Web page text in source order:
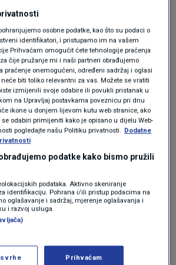
u Uredu Predsjednika
je Andrej Plenković postao
Vlade RH.
je predsjednik Milanović
za sastavljanje Vlade RH,
a Andrej Plenković predao je
potpise 78 izabranih
sabor čime je dokazao da
većine svih zastupnika.
povjeravanju mandata za
RH, odmah po sastavljanju
mandatar Andrej
osobne podatke, kao što su podaci o
identifikatori, i pristupamo im na vašem
Prihvaćam omogućit ćete tehnologije praćenja
čije pružanje mi i naši partneri obrađujemo
praćenje onemogućeni, određeni sadržaj i oglasi
biti toliko relevantni za vas. Možete se vratiti
izmijenili svoje odabire ili povukli pristanak u
na Upravljaj postavkama poveznicu pri dnu
ikone u donjem lijevom kutu web stranice, ako
odabiri primijeniti kako je opisano u dijelu Web-
pogledajte našu Politiku privatnosti. Dodatne
podatke kako bismo pružili
podataka. Aktivno skeniranje
identifikaciju. Pohrana i/ili pristup podacima na
oglašavanje i sadržaj, mjerenje oglašavanja i
i razvoj usluga.
Prihvaćam